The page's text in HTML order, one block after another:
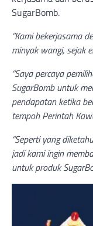
SugarBomb.
“Kami bekerjasama
minyak wangi, sejak
“Saya percaya
SugarBomb untuk
pendapatan ketika
tempoh Perintah
“Seperti yang
jadi kami ingin
untuk produk